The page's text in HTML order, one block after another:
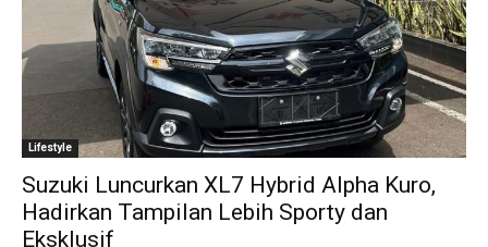
Lifestyle
Suzuki Luncurkan XL7 Hybrid Alpha Kuro,
Hadirkan Tampilan Lebih Sporty dan
Eksklusif